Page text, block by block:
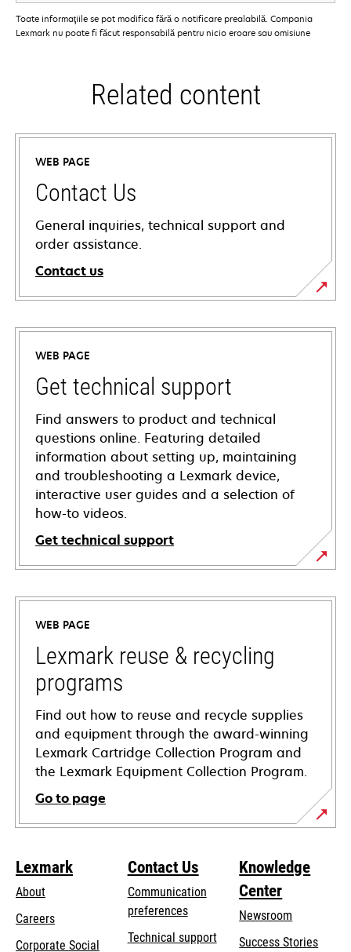
Toate informaţiile se pot modifica fără o notificare prealabilă. Compania
Lexmark nu poate fi făcut responsabilă pentru nicio eroare sau omisiune
Related content
WEB PAGE
Contact Us
General inquiries, technical support and
order assistance.
Contact us
WEB PAGE
Get technical support
Find answers to product and technical
questions online. Featuring detailed
information about setting up, maintaining
and troubleshooting a Lexmark device,
interactive user guides and a selection of
how-to videos.
Get technical support
opens
in
new
tab
WEB PAGE
Lexmark reuse & recycling
programs
Find out how to reuse and recycle supplies
and equipment through the award-winning
Lexmark Cartridge Collection Program and
the Lexmark Equipment Collection Program.
Go to page
Lexmark
About
Careers
Corporate Social
Contact Us
Communication
preferences
Technical supportopens
Knowledge
Center
Newsroom
Success Stories